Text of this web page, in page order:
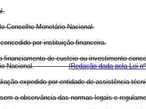
Conselho Monetário Nacional.
por instituição financeira.
de custeio ou investimento
Monetário Nacional.(Redação dada pela Lei
expedido por entidade de assistência
observância das normas legais e